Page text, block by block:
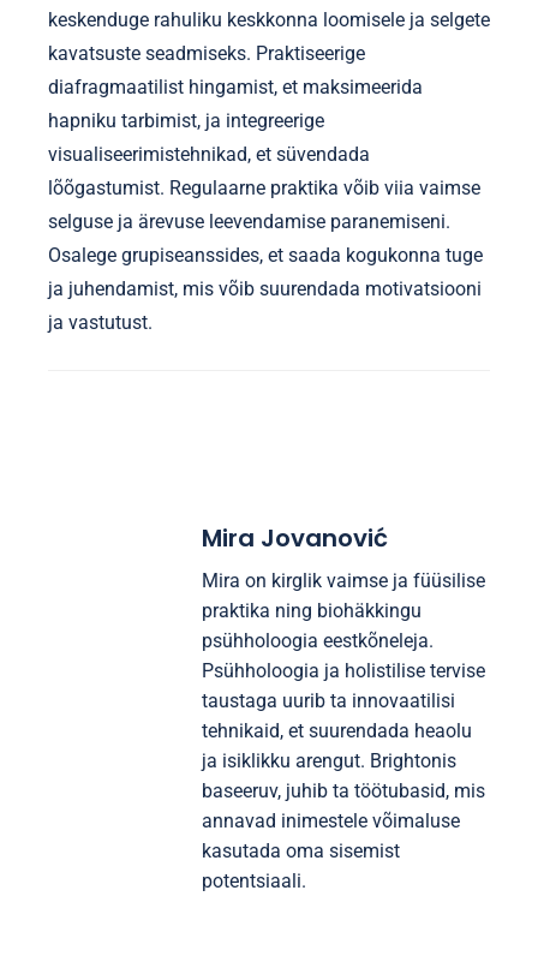
keskenduge rahuliku keskkonna loomisele ja selgete
kavatsuste seadmiseks. Praktiseerige
diafragmaatilist hingamist, et maksimeerida
hapniku tarbimist, ja integreerige
visualiseerimistehnikad, et süvendada
lõõgastumist. Regulaarne praktika võib viia vaimse
selguse ja ärevuse leevendamise paranemiseni.
Osalege grupiseanssides, et saada kogukonna tuge
ja juhendamist, mis võib suurendada motivatsiooni
ja vastutust.
Mira Jovanović
Mira on kirglik vaimse ja füüsilise
praktika ning biohäkkingu
psühholoogia eestkõneleja.
Psühholoogia ja holistilise tervise
taustaga uurib ta innovaatilisi
tehnikaid, et suurendada heaolu
ja isiklikku arengut. Brightonis
baseeruv, juhib ta töötubasid, mis
annavad inimestele võimaluse
kasutada oma sisemist
potentsiaali.